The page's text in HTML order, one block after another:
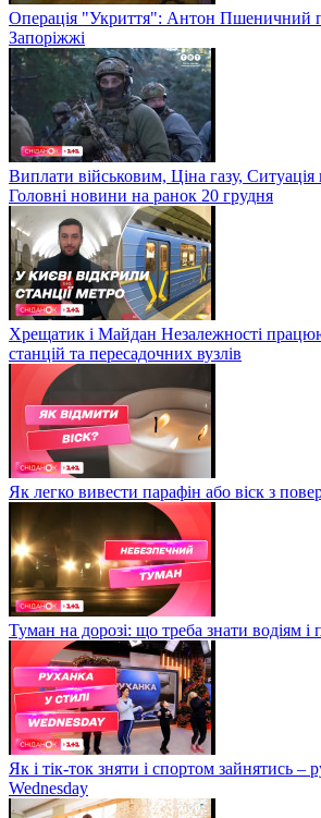
Операція "Укриття": Антон Пшеничний
Запоріжжі
Виплати військовим, Ціна газу,
Головні новини на ранок 20 грудня
Хрещатик і Майдан Незалежності
станцій та пересадочних вузлів
Як легко вивести парафін або віск з
Туман на дорозі: що треба знати водіям і
Як і тік-ток зняти і спортом зайнятись –
Wednesday